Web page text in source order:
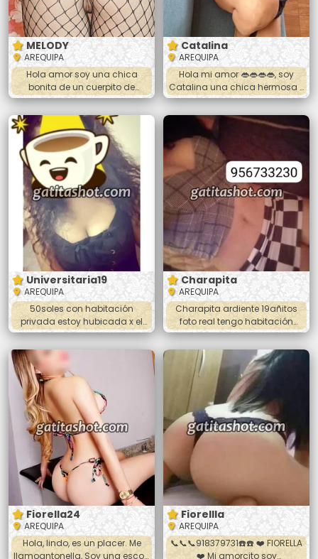
MELODY
AREQUIPA
Hola amor soy una chica
bonita de un cuerpito de
infarto, que te provoca colita
bien paradita , quieres recorrer
mi cuerpo , te ivito a
conocerme y saciarte de mi
hasta quedar satisfecho si
deseas tambien hago salidas
hotes , domicilio llamame
Catalina
AREQUIPA
Hola mi amor 👄👄👄👄, soy
Catalina una chica hermosa y
cariñosa. 🍑🍆💦🥵 jovencita,
blanquilla y universitaria.
Tengo 23 añitos y mido 1.65 😉
😊 Atiendo las 24 horas
Masajes y anal 🔥😚😚👄😚😚🔥
⭐️50 soles la sesión⭐️ Si quieres
conocerme llamame papi. ❤️❤️
🔥🔥🔥❤️❤️
Universitaria19
AREQUIPA
50soles con habitación
privada estoy hubicada x el
centro 999911214 universitaria
19añitos 24horas
Charapita
AREQUIPA
Charapita ardiente 19añitos
foto real tengo habitación
privada 24horas
Fiorella24
AREQUIPA
Hola, lindo, es un placer. Me
llamoantonella, Soy una escort
Fiorellla
AREQUIPA
📞📞📞918379731☎️☎️ ❤️ FIORELLA
❤️ Mi amorcito soy